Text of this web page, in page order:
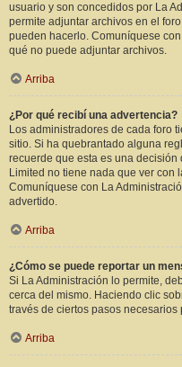
usuario y son concedidos por La
permite adjuntar archivos en el
pueden hacerlo. Comuníquese
qué no puede adjuntar archivos.
Arriba
¿Por qué recibí una advertencia?
Los administradores de cada foro
sitio. Si ha quebrantado alguna
recuerde que esta es una
Limited no tiene nada que ver con
Comuníquese con La
advertido.
Arriba
¿Cómo se puede reportar un
Si La Administración lo permite,
cerca del mismo. Haciendo clic
través de ciertos pasos
Arriba